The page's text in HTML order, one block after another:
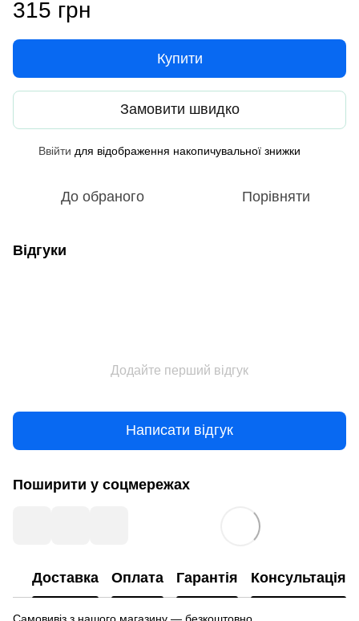
315 грн
Купити
Замовити швидко
Ввійти для відображення накопичувальної знижки
До обраного Порівняти
Відгуки
Додайте перший відгук
Написати відгук
Поширити у соцмережах
Доставка Оплата Гарантія Консультація
Самовивіз з нашого магазину — безкоштовно.